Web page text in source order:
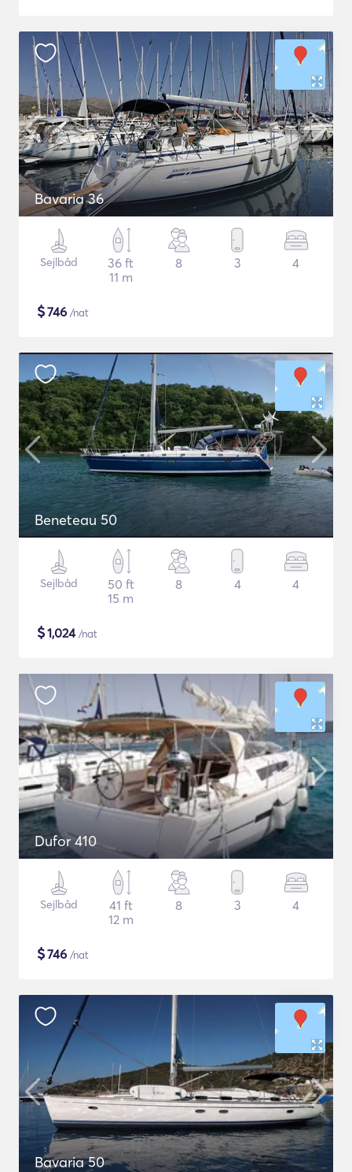
Bavaria 36
Sejlbåd
36 ft
11 m
8 3 4
$746 /nat
Beneteau 50
Sejlbåd
50 ft
15 m
8 4 4
$1,024/nat
Dufor 410
Sejlbåd
41 ft
12 m
8 3 4
$746 /nat
Bavaria 50